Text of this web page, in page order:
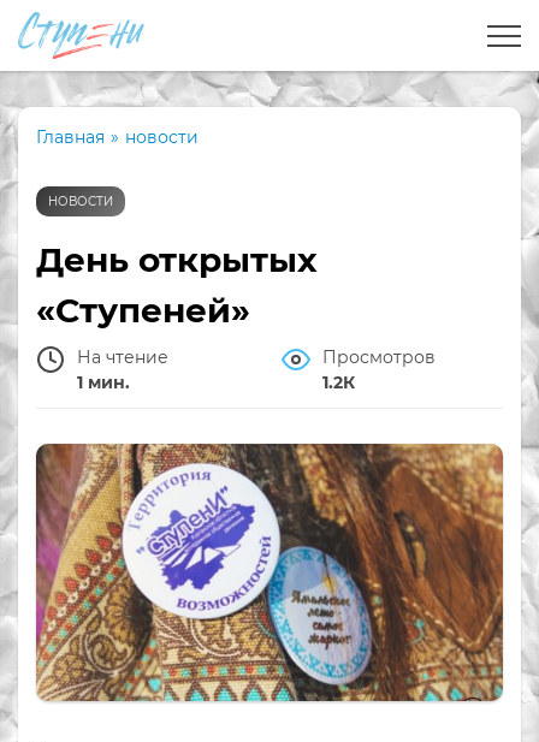
Главная » новости
НОВОСТИ
День открытых
«Ступеней»
На чтение
1 мин.
Просмотров
1.2К